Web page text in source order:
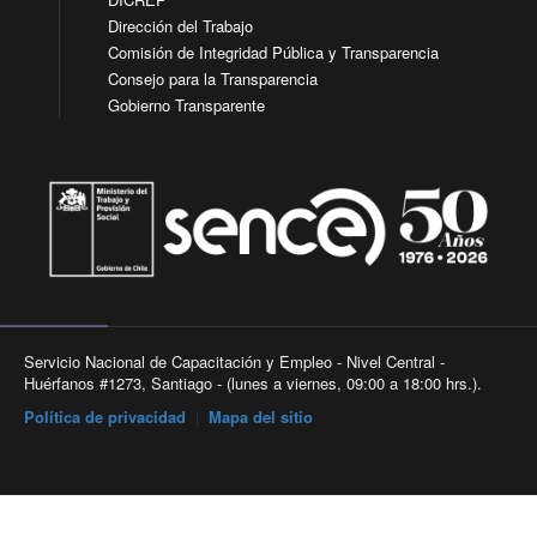
Dirección del Trabajo
Comisión de Integridad Pública y Transparencia
Consejo para la Transparencia
Gobierno Transparente
Servicio Nacional de Capacitación y Empleo - Nivel Central -
Huérfanos #1273, Santiago - (lunes a viernes, 09:00 a 18:00 hrs.).
Política de privacidad
Mapa del sitio